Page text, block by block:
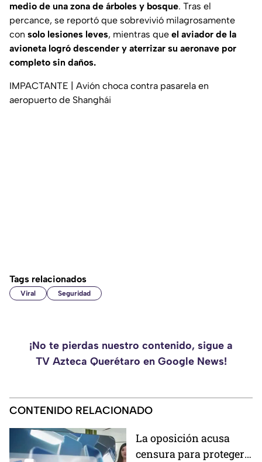
medio de una zona de árboles y bosque. Tras el
percance, se reportó que sobrevivió milagrosamente
con solo lesiones leves, mientras que el aviador de la
avioneta logró descender y aterrizar su aeronave por
completo sin daños.
IMPACTANTE | Avión choca contra pasarela en
aeropuerto de Shanghái
Tags relacionados
Viral Seguridad
¡No te pierdas nuestro contenido, sigue a
TV Azteca Querétaro en Google News!
CONTENIDO RELACIONADO
La oposición acusa
censura para proteger a